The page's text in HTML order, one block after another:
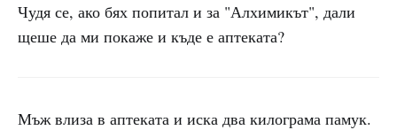
Чудя се, ако бях попитал и за "Алхимикът", дали
щеше да ми покаже и къде е аптеката?
Мъж влиза в аптеката и иска два килограма памук.